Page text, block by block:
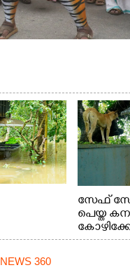
സേഫ്
പെയ്ത
വയലിൽ
NEWS 360